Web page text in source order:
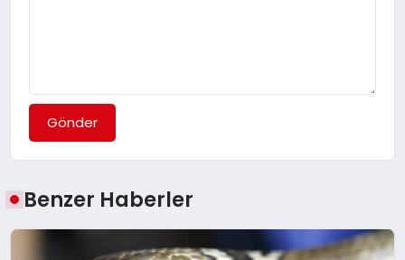
Gönder
Benzer Haberler